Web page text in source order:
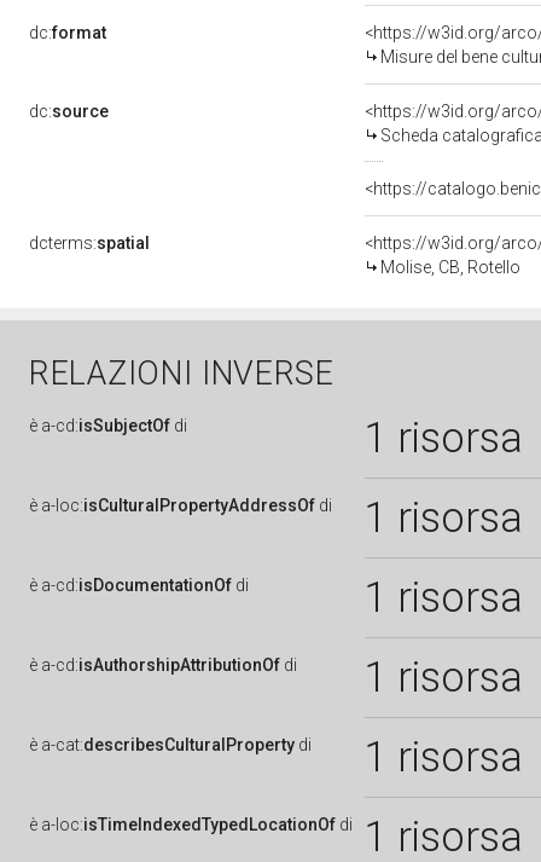
dc:format
<https://w3id.org/
Misure del bene
dc:source
<https://w3id.org/
Scheda
<https://
dcterms:spatial
<https://w3id.org/
Molise, CB, Rotello
RELAZIONI INVERSE
è a-cd:isSubjectOf di 1 risorsa
è a-loc:isCulturalPropertyAddressOf di 1 risorsa
è a-cd:isDocumentationOf di 1 risorsa
è a-cd:isAuthorshipAttributionOf di 1 risorsa
è a-cat:describesCulturalProperty di 1 risorsa
è a-loc:isTimeIndexedTypedLocationOf di 1 risorsa